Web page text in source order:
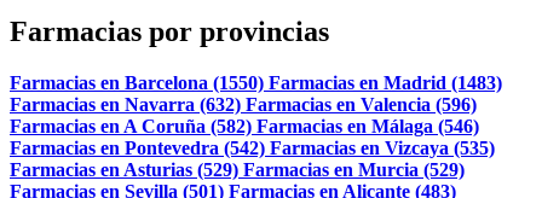
Farmacias por provincias
Farmacias en Barcelona (1550) Farmacias en Madrid (1483)
Farmacias en Navarra (632) Farmacias en Valencia (596)
Farmacias en A Coruña (582) Farmacias en Málaga (546)
Farmacias en Pontevedra (542) Farmacias en Vizcaya (535)
Farmacias en Asturias (529) Farmacias en Murcia (529)
Farmacias en Sevilla (501) Farmacias en Alicante (483)